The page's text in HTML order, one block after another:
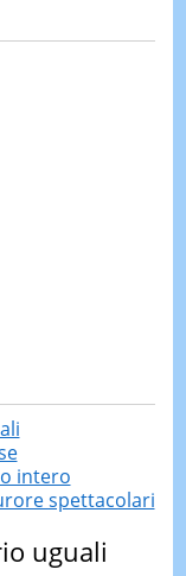
intero
spettacolari
uguali